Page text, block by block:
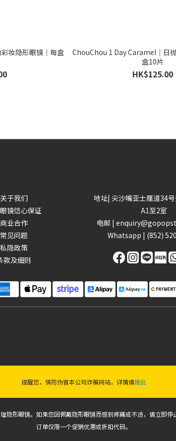
妆隐形眼镜｜每盒
ChouChou 1 Day Caramel｜日
盒10片
HK$125.00
关于我们
镜信心保证
商业合作
常见问题
私隐政策
款及细则
地址| 尖沙嘴亚士厘道34
A1至2室
电邮 |
Whatsapp | (852)
提醒您，慎防伪冒本公司诈骗网站，详情请按此
形眼镜。如果您因佩戴隐形眼镜而感到疼痛或不适，请立即
订单仅限一个促销优惠或折扣代码。